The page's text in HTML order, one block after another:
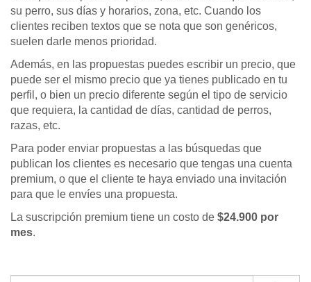
su perro, sus días y horarios, zona, etc. Cuando los
clientes reciben textos que se nota que son genéricos,
suelen darle menos prioridad.
Además, en las propuestas puedes escribir un precio, que
puede ser el mismo precio que ya tienes publicado en tu
perfil, o bien un precio diferente según el tipo de servicio
que requiera, la cantidad de días, cantidad de perros,
razas, etc.
Para poder enviar propuestas a las búsquedas que
publican los clientes es necesario que tengas una cuenta
premium, o que el cliente te haya enviado una invitación
para que le envíes una propuesta.
La suscripción premium tiene un costo de $24.900 por
mes.